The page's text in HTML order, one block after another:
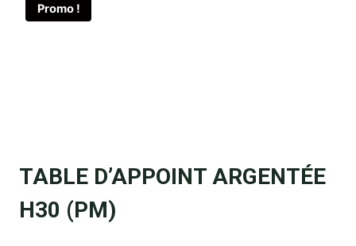
Promo !
TABLE D’APPOINT ARGENTÉE
H30 (PM)